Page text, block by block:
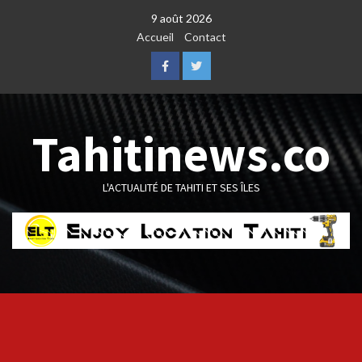
9 août 2026
Accueil
Contact
FacebookTwitter
Tahitinews.co
L'ACTUALITÉ DE TAHITI ET SES ÎLES